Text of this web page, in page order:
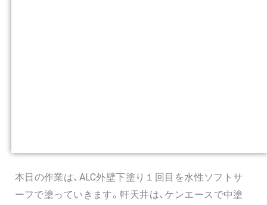
本日の作業は、ALC外壁下塗り１回目を水性ソフトサ
ーフで塗っていきます。軒天井は、ケンエースで中塗